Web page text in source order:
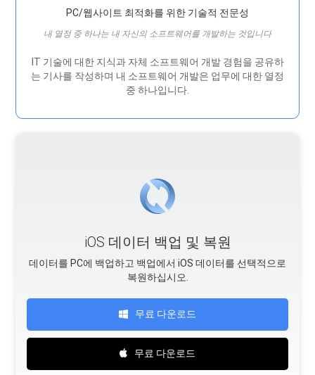
PC/웹사이트 최적화를 위한 기술적 전문성
내 열정 중 하나는 내 자신의 소프트웨어를 개발하는 것입니다
IT 기술에 대한 지식과 자체 소프트웨어 개발 경험을 공유하
는 기사를 작성하며 내 소프트웨어 개발은 ​​업무에 대한 열정
중 하나입니다.
iOS 데이터 백업 및 복원
데이터를 PC에 백업하고 백업에서 iOS 데이터를 선택적으로
복원하십시오.
무료 다운로드
무료 다운로드